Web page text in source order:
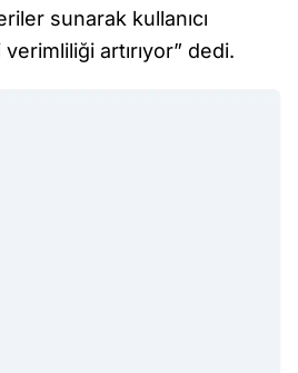
sunarak kullanıcı
artırıyor” dedi.